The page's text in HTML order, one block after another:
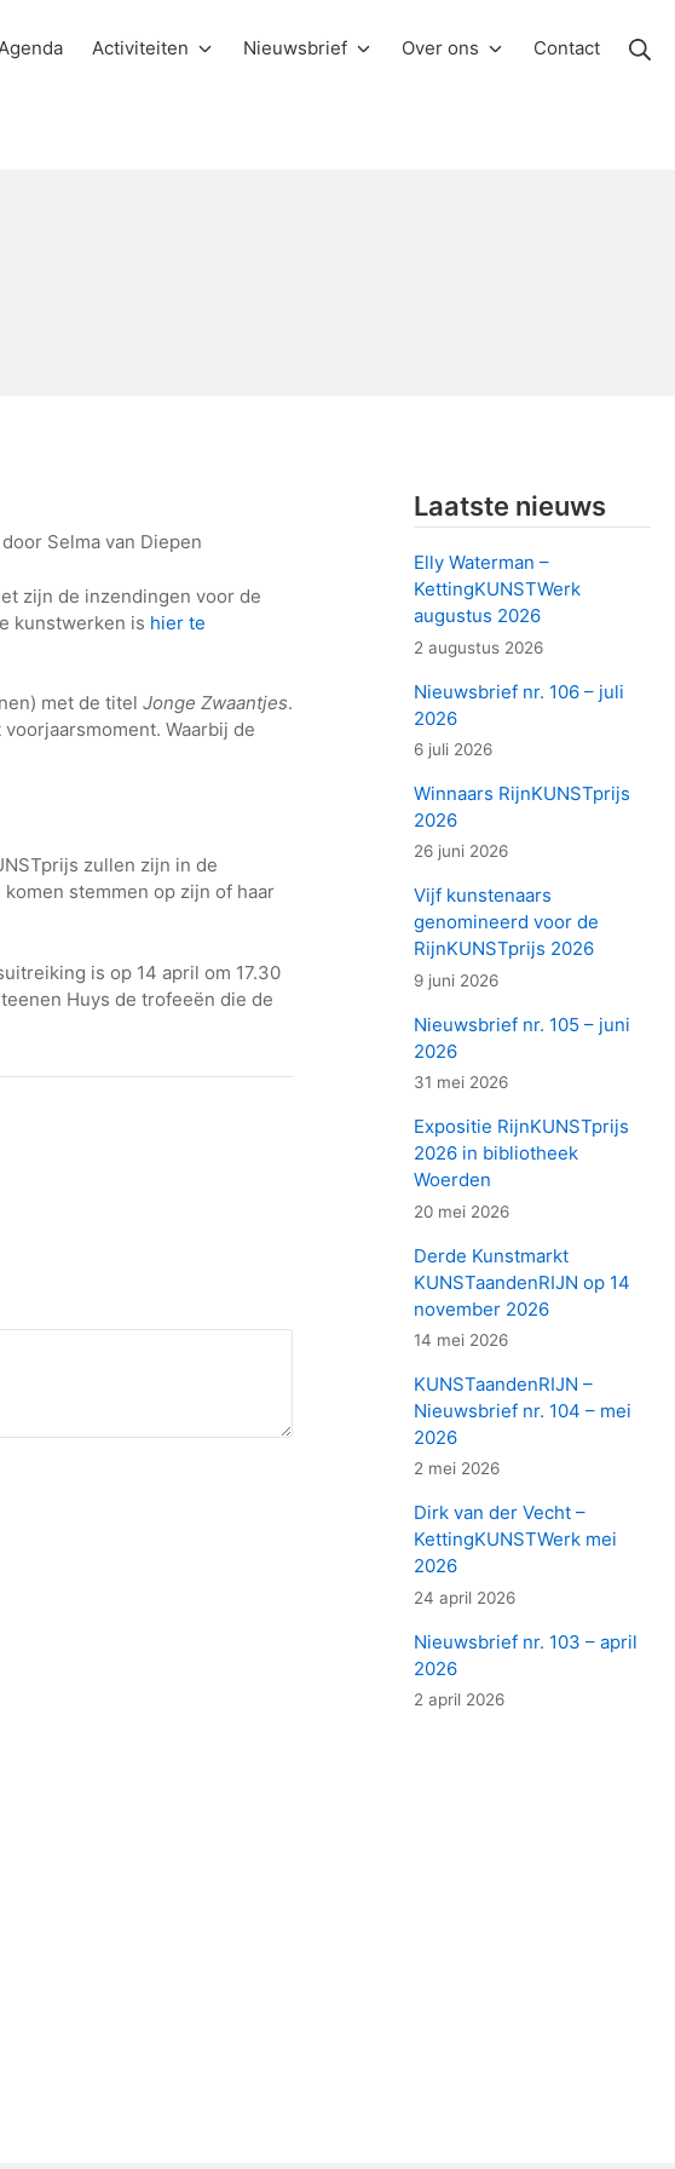
Activiteiten Nieuwsbrief Over ons Contact
zijn de inzendingen voor de
kunstwerken is hier te
met de titel Jonge Zwaantjes.
Waarbij de
zullen zijn in de
stemmen op zijn of haar
is op 14 april om 17.30
Huys de trofeeën die de
Laatste nieuws
Elly Waterman –
KettingKUNSTWerk
augustus 2026
2 augustus 2026
Nieuwsbrief nr. 106 – juli
2026
6 juli 2026
Winnaars RijnKUNSTprijs
2026
26 juni 2026
Vijf kunstenaars
genomineerd voor de
RijnKUNSTprijs 2026
9 juni 2026
Nieuwsbrief nr. 105 – juni
2026
31 mei 2026
Expositie RijnKUNSTprijs
2026 in bibliotheek
Woerden
20 mei 2026
Derde Kunstmarkt
KUNSTaandenRIJN op 14
november 2026
14 mei 2026
KUNSTaandenRIJN –
Nieuwsbrief nr. 104 – mei
2026
2 mei 2026
Dirk van der Vecht –
KettingKUNSTWerk mei
2026
24 april 2026
Nieuwsbrief nr. 103 – april
2026
2 april 2026